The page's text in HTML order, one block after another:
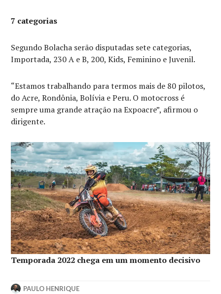
7 categorias
Segundo Bolacha serão disputadas sete categorias,
Importada, 230 A e B, 200, Kids, Feminino e Juvenil.
“Estamos trabalhando para termos mais de 80 pilotos,
do Acre, Rondônia, Bolívia e Peru. O motocross é
sempre uma grande atração na Expoacre”, afirmou o
dirigente.
Temporada 2022 chega em um momento decisivo
PAULO HENRIQUE